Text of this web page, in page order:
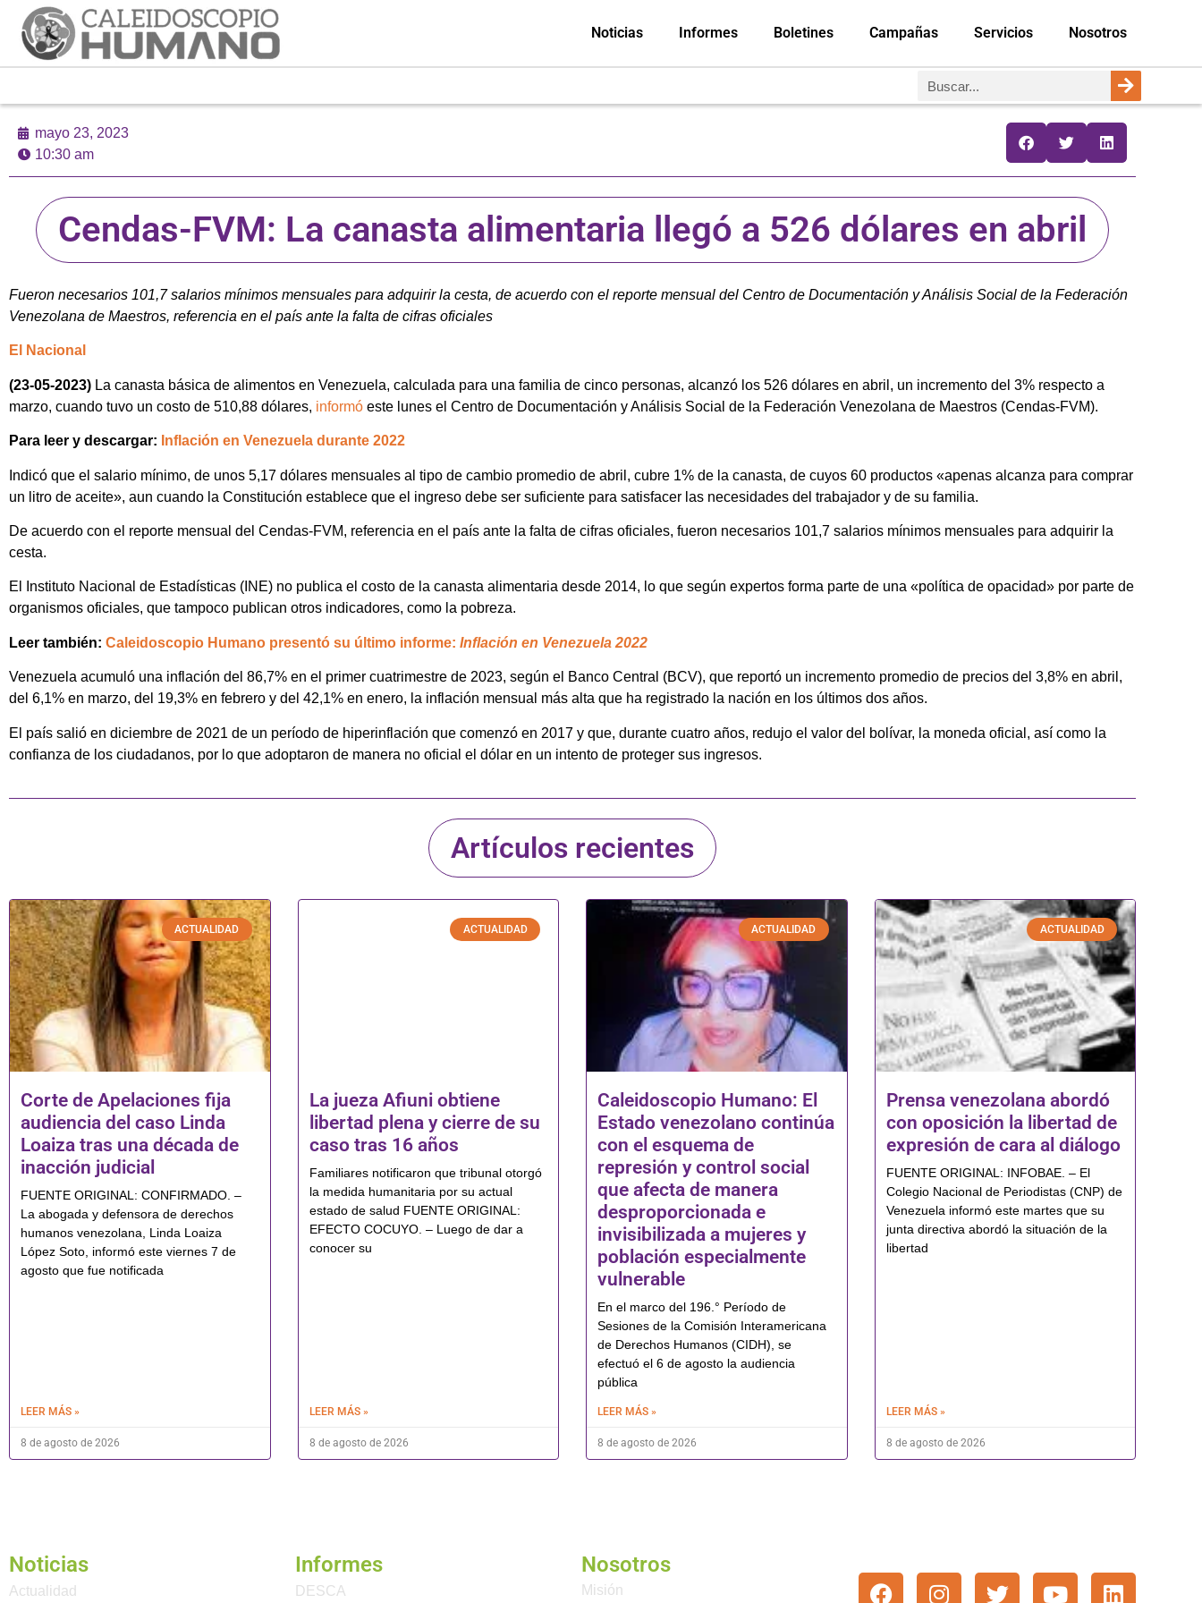
Noticias Informes Boletines Campañas Servicios Nosotros
mayo 23, 2023
10:30 am
Cendas-FVM: La canasta alimentaria llegó a 526 dólares en abril
Fueron necesarios 101,7 salarios mínimos mensuales para adquirir la cesta, de acuerdo con el reporte mensual del Centro de Documentación y Análisis Social de la Federación
Venezolana de Maestros, referencia en el país ante la falta de cifras oficiales
El Nacional
(23-05-2023) La canasta básica de alimentos en Venezuela, calculada para una familia de cinco personas, alcanzó los 526 dólares en abril, un incremento del 3% respecto a
marzo, cuando tuvo un costo de 510,88 dólares, informó este lunes el Centro de Documentación y Análisis Social de la Federación Venezolana de Maestros (Cendas-FVM).
Para leer y descargar: Inflación en Venezuela durante 2022
Indicó que el salario mínimo, de unos 5,17 dólares mensuales al tipo de cambio promedio de abril, cubre 1% de la canasta, de cuyos 60 productos «apenas alcanza para comprar
un litro de aceite», aun cuando la Constitución establece que el ingreso debe ser suficiente para satisfacer las necesidades del trabajador y de su familia.
De acuerdo con el reporte mensual del Cendas-FVM, referencia en el país ante la falta de cifras oficiales, fueron necesarios 101,7 salarios mínimos mensuales para adquirir la
cesta.
El Instituto Nacional de Estadísticas (INE) no publica el costo de la canasta alimentaria desde 2014, lo que según expertos forma parte de una «política de opacidad» por parte de
organismos oficiales, que tampoco publican otros indicadores, como la pobreza.
Leer también: Caleidoscopio Humano presentó su último informe: Inflación en Venezuela 2022
Venezuela acumuló una inflación del 86,7% en el primer cuatrimestre de 2023, según el Banco Central (BCV), que reportó un incremento promedio de precios del 3,8% en abril,
del 6,1% en marzo, del 19,3% en febrero y del 42,1% en enero, la inflación mensual más alta que ha registrado la nación en los últimos dos años.
El país salió en diciembre de 2021 de un período de hiperinflación que comenzó en 2017 y que, durante cuatro años, redujo el valor del bolívar, la moneda oficial, así como la
confianza de los ciudadanos, por lo que adoptaron de manera no oficial el dólar en un intento de proteger sus ingresos.
Artículos recientes
ACTUALIDAD
Corte de Apelaciones fija
audiencia del caso Linda
Loaiza tras una década de
inacción judicial
FUENTE ORIGINAL: CONFIRMADO. –
La abogada y defensora de derechos
humanos venezolana, Linda Loaiza
López Soto, informó este viernes 7 de
agosto que fue notificada
LEER MÁS »
8 de agosto de 2026
ACTUALIDAD
La jueza Afiuni obtiene
libertad plena y cierre de su
caso tras 16 años
Familiares notificaron que tribunal otorgó
la medida humanitaria por su actual
estado de salud FUENTE ORIGINAL:
EFECTO COCUYO. – Luego de dar a
conocer su
LEER MÁS »
8 de agosto de 2026
ACTUALIDAD
Caleidoscopio Humano: El
Estado venezolano continúa
con el esquema de
represión y control social
que afecta de manera
desproporcionada e
invisibilizada a mujeres y
población especialmente
vulnerable
En el marco del 196.° Período de
Sesiones de la Comisión Interamericana
de Derechos Humanos (CIDH), se
efectuó el 6 de agosto la audiencia
pública
LEER MÁS »
8 de agosto de 2026
ACTUALIDAD
Prensa venezolana abordó
con oposición la libertad de
expresión de cara al diálogo
FUENTE ORIGINAL: INFOBAE. – El
Colegio Nacional de Periodistas (CNP) de
Venezuela informó este martes que su
junta directiva abordó la situación de la
libertad
LEER MÁS »
8 de agosto de 2026
Noticias
Actualidad
Informes
DESCA
Nosotros
Misión